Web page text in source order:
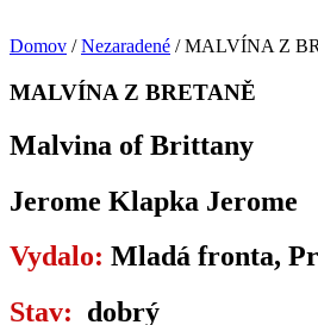
Domov /Nezaradené / MALVÍNA Z
MALVÍNA Z BRETANĚ
Malvina of Brittany
Jerome Klapka Jerome
Vydalo: Mladá fronta,
Stav: dobrý